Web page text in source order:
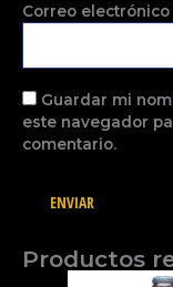
Correo electrónico
Guardar mi
este navegador
comentario.
Productos